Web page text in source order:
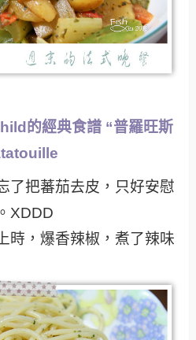
的經典食譜 “普羅旺斯
了把蕃茄去皮，只好安慰
XDDD
時，爆香辣椒，煮了辣味